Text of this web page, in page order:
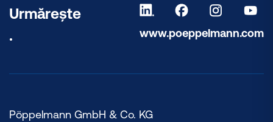
Urmărește
.
www.poeppelmann.com
Pöppelmann GmbH & Co. KG